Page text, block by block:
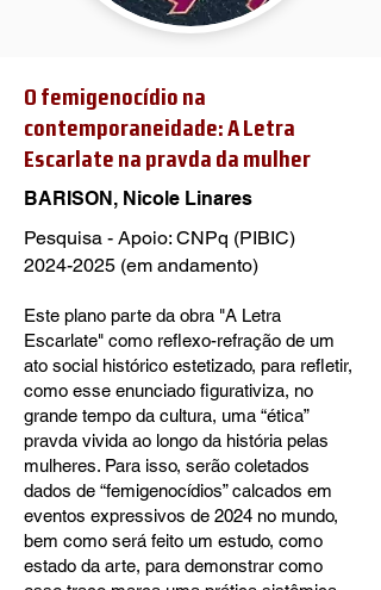
O femigenocídio na
contemporaneidade: A Letra
Escarlate na pravda da mulher
BARISON, Nicole Linares
Pesquisa - Apoio: CNPq (PIBIC)
2024-2025 (em andamento)
Este plano parte da obra "A Letra
Escarlate" como reflexo-refração de um
ato social histórico estetizado, para refletir,
como esse enunciado figurativiza, no
grande tempo da cultura, uma “ética”
pravda vivida ao longo da história pelas
mulheres. Para isso, serão coletados
dados de “femigenocídios” calcados em
eventos expressivos de 2024 no mundo,
bem como será feito um estudo, como
estado da arte, para demonstrar como